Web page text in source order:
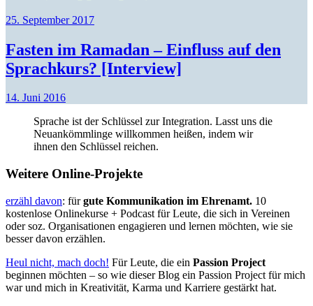
25. September 2017
Fasten im Ramadan – Einfluss auf den
Sprachkurs? [Interview]
14. Juni 2016
Sprache ist der Schlüssel zur Integration. Lasst uns die
Neuankömmlinge willkommen heißen, indem wir
ihnen den Schlüssel reichen.
Weitere Online-Projekte
erzähl davon: fürgute Kommunikation im Ehrenamt. 10
kostenlose Onlinekurse + Podcast für Leute, die sich in Vereinen
oder soz. Organisationen engagieren und lernen möchten, wie sie
besser davon erzählen.
Heul nicht, mach doch! Für Leute, die ein Passion Project
beginnen möchten – so wie dieser Blog ein Passion Project für mich
war und mich in Kreativität, Karma und Karriere gestärkt hat.